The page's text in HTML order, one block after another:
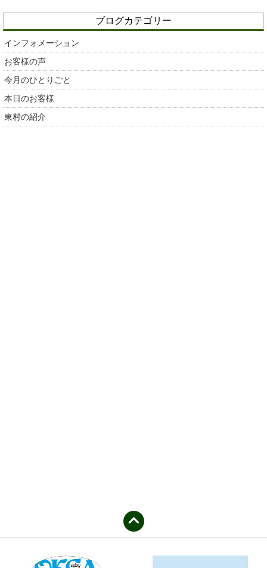
ブログカテゴリー
インフォメーション
お客様の声
今月のひとりごと
本日のお客様
東村の紹介